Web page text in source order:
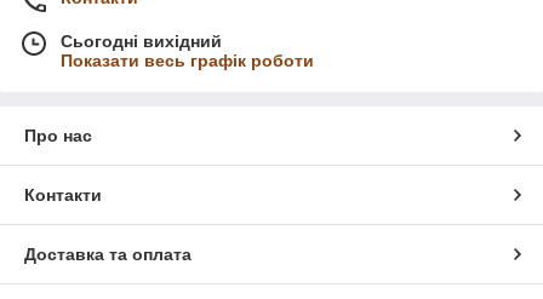
Сьогодні вихідний
Показати весь графік роботи
Про нас
Контакти
Доставка та оплата